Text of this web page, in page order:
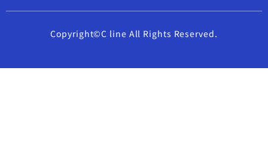
Copyright©C line All Rights Reserved.